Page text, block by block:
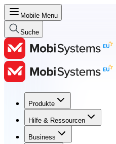
Mobile Menu
Suche
Produkte
Hilfe & Ressourcen
Business
Produkte
Hilfe & Ressourcen
Business